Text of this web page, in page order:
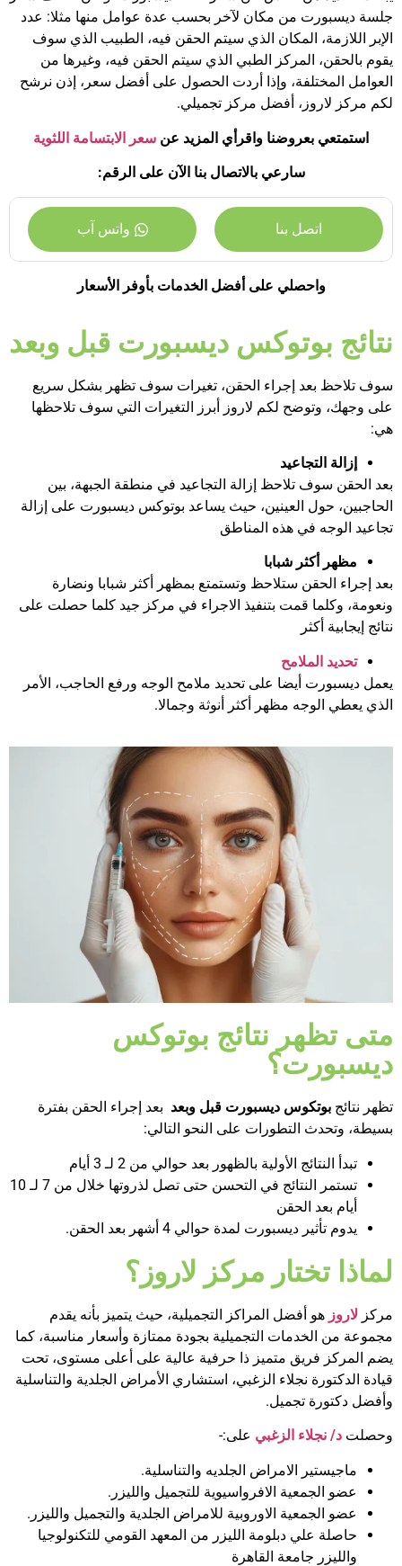
جلسة ديسبورت من مكان لآخر بحسب عدة عوامل منها مثلا: عدد
الإبر اللازمة، المكان الذي سيتم الحقن فيه، الطبيب الذي سوف
يقوم بالحقن، المركز الطبي الذي سيتم الحقن فيه، وغيرها من
العوامل المختلفة، وإذا أردت الحصول على أفضل سعر، إذن نرشح
لكم مركز لاروز، أفضل مركز تجميلي.
استمتعي بعروضنا واقرأي المزيد عن سعر الابتسامة اللثوية
سارعي بالاتصال بنا الآن على الرقم:
اتصل بنا واتس آب
واحصلي على أفضل الخدمات بأوفر الأسعار
نتائج بوتوكس ديسبورت قبل وبعد
سوف تلاحظ بعد إجراء الحقن، تغيرات سوف تظهر بشكل سريع
على وجهك، وتوضح لكم لاروز أبرز التغيرات التي سوف تلاحظها
هي:
إزالة التجاعيد
بعد الحقن سوف تلاحظ إزالة التجاعيد في منطقة الجبهة، بين
الحاجبين، حول العينين، حيث يساعد بوتوكس ديسبورت على إزالة
تجاعيد الوجه في هذه المناطق
مظهر أكثر شبابا
بعد إجراء الحقن ستلاحظ وتستمتع بمظهر أكثر شبابا ونضارة
ونعومة، وكلما قمت بتنفيذ الاجراء في مركز جيد كلما حصلت على
نتائج إيجابية أكثر
تحديد الملامح
يعمل ديسبورت أيضا على تحديد ملامح الوجه ورفع الحاجب، الأمر
الذي يعطي الوجه مظهر أكثر أنوثة وجمالا.
متى تظهر نتائج بوتوكس
ديسبورت؟
تظهر نتائج بوتكوس ديسبورت قبل وبعد بعد إجراء الحقن بفترة
بسيطة، وتحدث التطورات على النحو التالي:
تبدأ النتائج الأولية بالظهور بعد حوالي من 2 لـ 3 أيام
تستمر النتائج في التحسن حتى تصل لذروتها خلال من 7 لـ 10
أيام بعد الحقن
يدوم تأثير ديسبورت لمدة حوالي 4 أشهر بعد الحقن.
لماذا تختار مركز لاروز؟
مركز لاروز هو أفضل المراكز التجميلية، حيث يتميز بأنه يقدم
مجموعة من الخدمات التجميلية بجودة ممتازة وأسعار مناسبة، كما
يضم المركز فريق متميز ذا حرفية عالية على أعلى مستوى، تحت
قيادة الدكتورة نجلاء الزغبي، استشاري الأمراض الجلدية والتناسلية
وأفضل دكتورة تجميل.
وحصلت د/ نجلاء الزغبي على:-
ماجيستير الامراض الجلديه والتناسلية.
عضو الجمعية الافرواسيوية للتجميل والليزر.
عضو الجمعية الاوروبية للامراض الجلدية والتجميل والليزر.
حاصلة علي دبلومة الليزر من المعهد القومي للتكنولوجيا
والليزر جامعة القاهرة